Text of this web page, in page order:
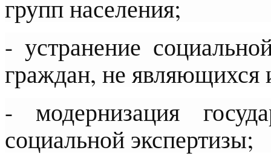
групп населения;
- устранение
граждан, не являющихся
- модернизация
социальной экспертизы;